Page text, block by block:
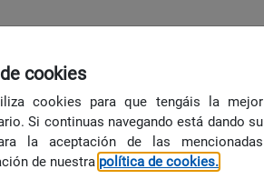
del Contratante
cookies
cookies para que tengáis la mejor
Si continuas navegando está dando su
la aceptación de las mencionadas
de nuestra política de cookies.